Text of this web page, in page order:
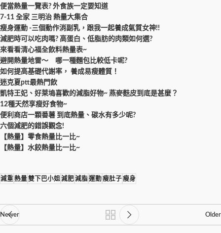
便當熱量一覽表? 外食族一定要知道
7-11 全家 三明治 熱量大集合
瘦身運動 -三個動作消副乳，跟我一起養成氣質女神!!
減肥時可以吃肉嗎? 高蛋白、低脂肪的肉類如何選?
來看看清心福全飲料熱量表~
避開熱量地雷～ 哪一種麵包比較低卡呢?
如何提高基礎代謝率， 養成易瘦體質！
迷克夏ptt最熱門飲
凱特王妃、好萊塢喜歡的減脂好物~ 燕麥麩皮到底是甚麼？
12種天然享瘦好食物~
便利商店一顆番薯 到底熱量、碳水有多少呢?
六個減肥的錯誤觀念!
【熱量】零食熱量比一比~
【熱量】水餃熱量比一比~
減重 熱量雙下巴小姐 減肥減脂運動瘦肚子瘦身
Newer Older